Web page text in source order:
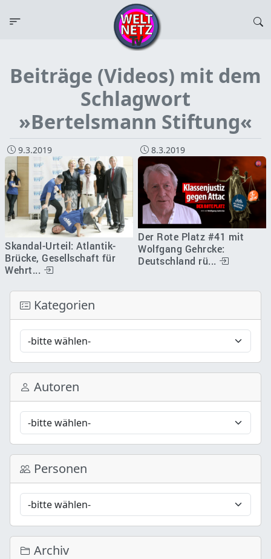
Beiträge (Videos) mit dem
Schlagwort
»Bertelsmann Stiftung«
9.3.2019
Skandal-Urteil: Atlantik-
Brücke, Gesellschaft für
Wehrt...
8.3.2019
Der Rote Platz #41 mit
Wolfgang Gehrcke:
Deutschland rü...
Kategorien
Autoren
Personen
Archiv